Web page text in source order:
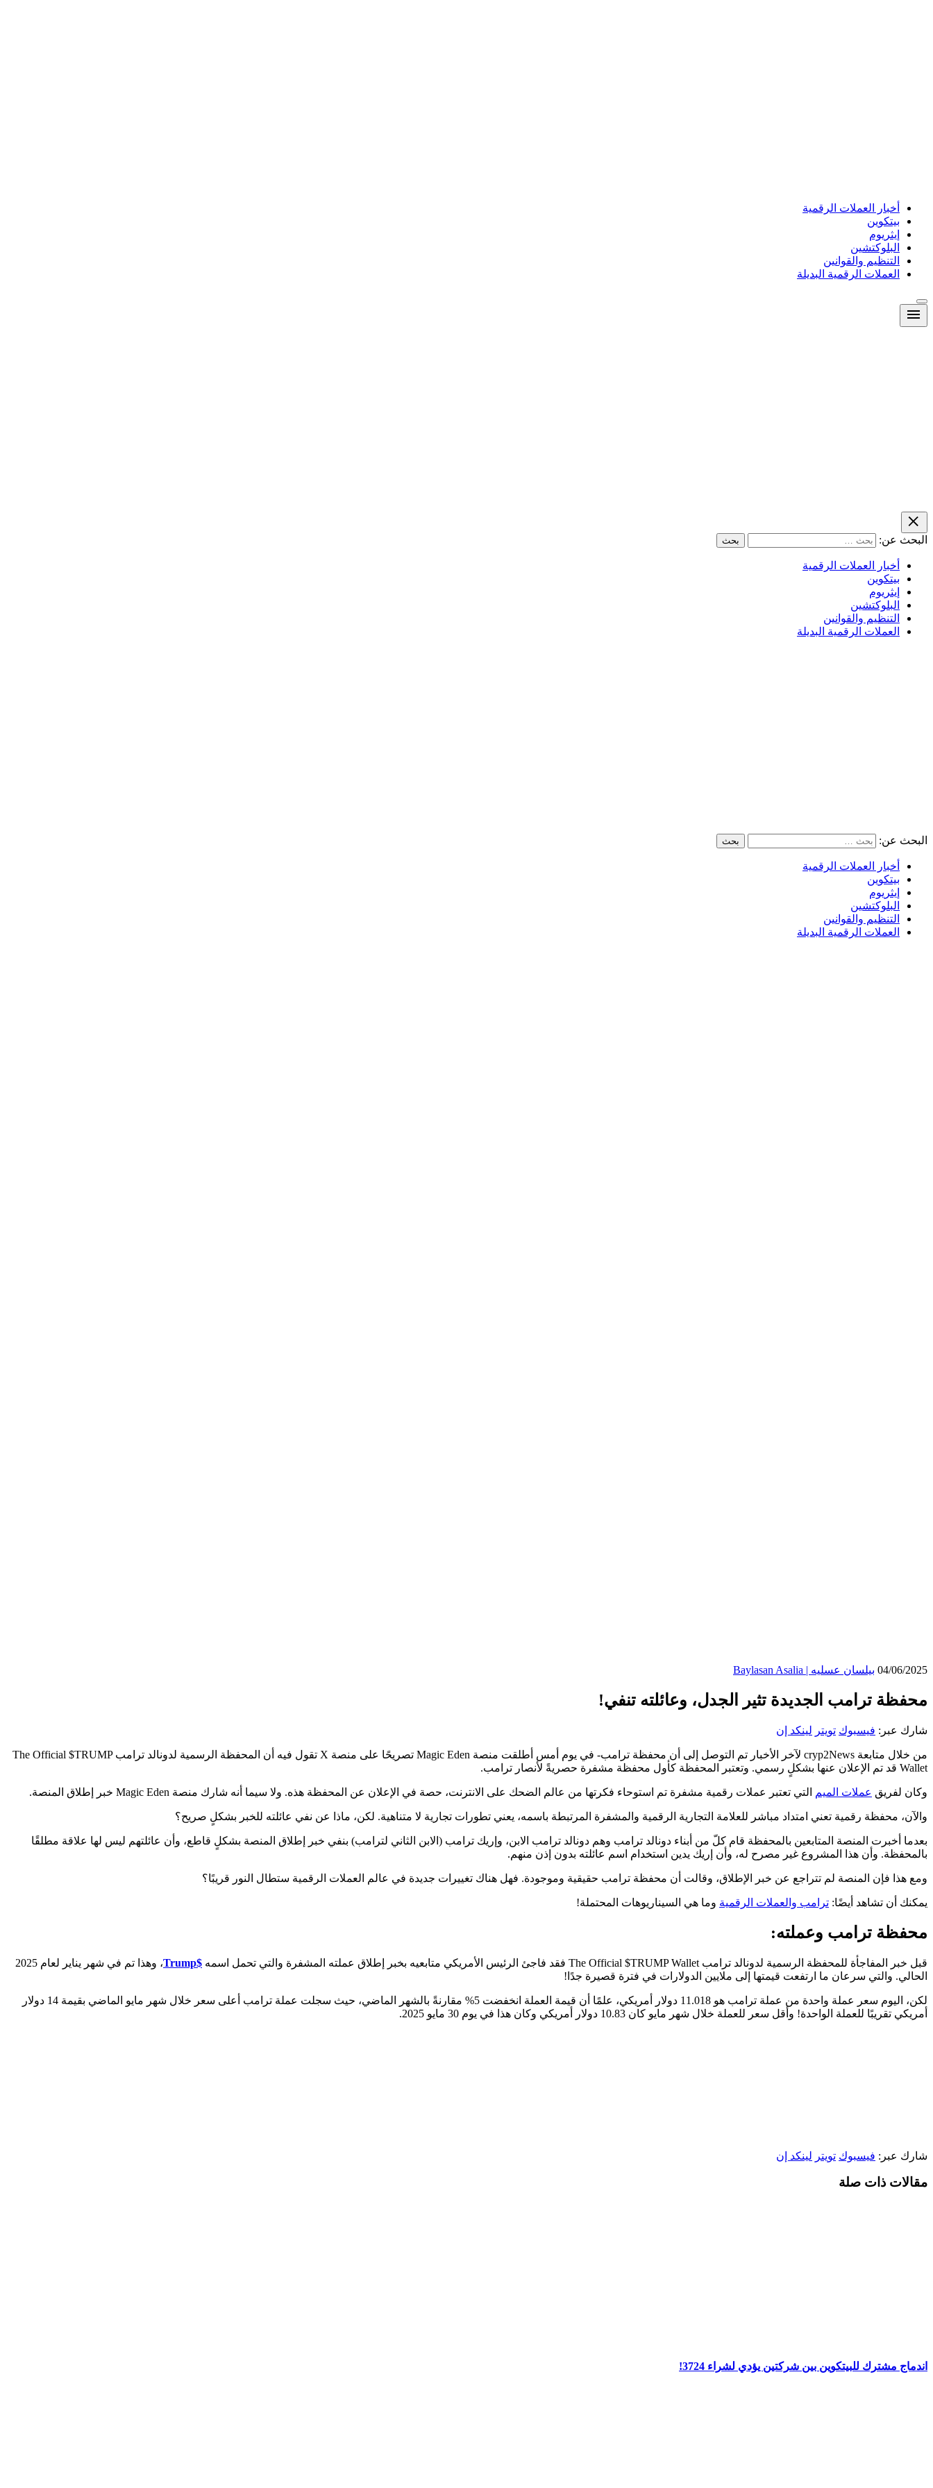
أخبار العملات الرقمية
بيتكوين
إيثريوم
البلوكتشين
التنظيم والقوانين
العملات الرقمية البديلة
البحث عن:
أخبار العملات الرقمية
بيتكوين
إيثريوم
البلوكتشين
التنظيم والقوانين
العملات الرقمية البديلة
البحث عن:
أخبار العملات الرقمية
بيتكوين
إيثريوم
البلوكتشين
التنظيم والقوانين
العملات الرقمية البديلة
04/06/2025 بيلسان عسليه | Baylasan Asalia
محفظة ترامب الجديدة تثير الجدل، وعائلته تنفي!
شارك عبر: فيسبوك تويتر لينكد إن
من خلال متابعة cryp2News لآخر الأخبار تم التوصل إلى أن محفظة ترامب- في يوم أمس أطلقت منصة Magic Eden تصريحًا على منصة X تقول فيه أن المحفظة الرسمية لدونالد ترامب The Official $TRUMP
Wallet قد تم الإعلان عنها بشكلٍ رسمي. وتعتبر المحفظة كأول محفظة مشفرة حصريةً لأنصار ترامب.
وكان لفريق عملات الميم التي تعتبر عملات رقمية مشفرة تم استوحاء فكرتها من عالم الضحك على الانترنت، حصة في الإعلان عن المحفظة هذه. ولا سيما أنه شارك منصة Magic Eden خبر إطلاق المنصة.
والآن، محفظة رقمية تعني امتداد مباشر للعلامة التجارية الرقمية والمشفرة المرتبطة باسمه، يعني تطورات تجارية لا متناهية. لكن، ماذا عن نفي عائلته للخبر بشكلٍ صريح؟
بعدما أخبرت المنصة المتابعين بالمحفظة قام كلّ من أبناء دونالد ترامب وهم دونالد ترامب الابن، وإريك ترامب (الابن الثاني لترامب) بنفي خبر إطلاق المنصة بشكلٍ قاطع، وأن عائلتهم ليس لها علاقة مطلقًا
بالمحفظة. وأن هذا المشروع غير مصرح له، وأن إريك يدين استخدام اسم عائلته بدون إذن منهم.
ومع هذا فإن المنصة لم تتراجع عن خبر الإطلاق، وقالت أن محفظة ترامب حقيقية وموجودة. فهل هناك تغييرات جديدة في عالم العملات الرقمية ستطال النور قريبًا؟
يمكنك أن تشاهد أيضًا: ترامب والعملات الرقمية وما هي السيناريوهات المحتملة!
محفظة ترامب وعملته:
قبل خبر المفاجأة للمحفظة الرسمية لدونالد ترامب The Official $TRUMP Wallet فقد فاجئ الرئيس الأمريكي متابعيه بخبر إطلاق عملته المشفرة والتي تحمل اسمه $Trump
، وهذا تم في شهر يناير لعام 2025
الحالي. والتي سرعان ما ارتفعت قيمتها إلى ملايين الدولارات في فترة قصيرة جدًا!
لكن، اليوم سعر عملة واحدة من عملة ترامب هو 11.018 دولار أمريكي، علمًا أن قيمة العملة انخفضت 5% مقارنةً بالشهر الماضي، حيث سجلت عملة ترامب أعلى سعر خلال شهر مايو الماضي بقيمة 14 دولار
أمريكي تقريبًا للعملة الواحدة! وأقل سعر للعملة خلال شهر مايو كان 10.83 دولار أمريكي وكان هذا في يوم 30 مايو 2025.
شارك عبر: فيسبوك تويتر لينكد إن
مقالات ذات صلة
اندماج مشترك للبيتكوين بين شركتين يؤدي لشراء 3724!